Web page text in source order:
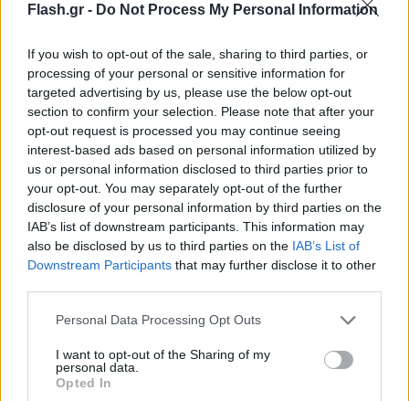
Flash.gr - Do Not Process My Personal Information
If you wish to opt-out of the sale, sharing to third parties, or
processing of your personal or sensitive information for
targeted advertising by us, please use the below opt-out
section to confirm your selection. Please note that after your
opt-out request is processed you may continue seeing
interest-based ads based on personal information utilized by
us or personal information disclosed to third parties prior to
your opt-out. You may separately opt-out of the further
disclosure of your personal information by third parties on the
IAB’s list of downstream participants. This information may
also be disclosed by us to third parties on the IAB’s List of
Downstream Participants that may further disclose it to other
Please note that this website/app uses one or more Google
not limited to your visit or usage behaviour. You may click to
grant or deny consent to Google and its third-party tags to
use your data for below specified purposes in below Google
Personal Data Processing Opt Outs
I want to opt-out of the Sharing of my
personal data.
Opted In
*Στη Θεσσαλία,που είναι η μόνη περιφέρεια την
οποία κέρδισε η αντιπολίτευση, ο απερχόμενος